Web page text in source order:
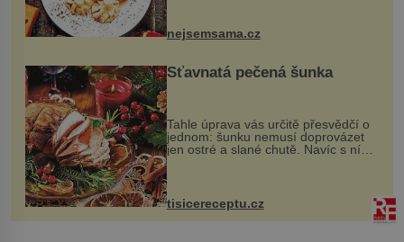
pokrmy, které rozhodně st...
nejsemsama.cz
Šťavnatá pečená šunka
Tahle úprava vás určitě přesvědčí o
jednom: šunku nemusí doprovázet
jen ostré a slané chutě. Navíc s ní
nakrmíte poměrně hodně hladových
krků. Ingredience sádlo 3 kg šunky
vcelku 3 stroužky česneku hl...
tisicereceptu.cz